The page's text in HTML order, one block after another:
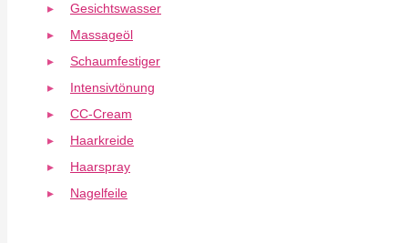
Gesichtswasser
Massageöl
Schaumfestiger
Intensivtönung
CC-Cream
Haarkreide
Haarspray
Nagelfeile